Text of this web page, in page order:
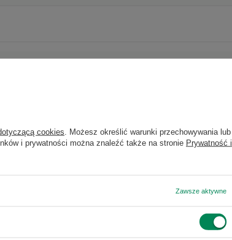
cookies . Możesz określić warunki przechowywania lub
i prywatności można znaleźć także na stronie Prywatność i
Zawsze aktywne